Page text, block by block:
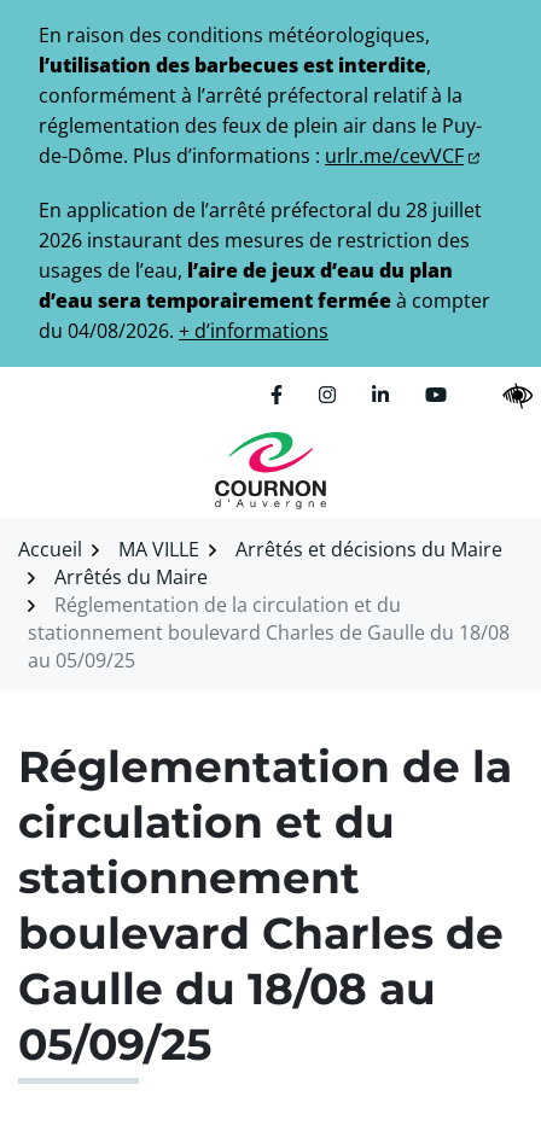
contenu
En raison des conditions météorologiques,
l’utilisation des barbecues est interdite,
conformément à l’arrêté préfectoral relatif à la
réglementation des feux de plein air dans le Puy-
de-Dôme. Plus d’informations : urlr.me/cevVCF
En application de l’arrêté préfectoral du 28 juillet
2026 instaurant des mesures de restriction des
usages de l’eau, l’aire de jeux d’eau du plan
d’eau sera temporairement ferméeà compter
du 04/08/2026. + d’informations
Lien vers le compte
Lien vers le compte
Lien vers le
Lien vers la
Accueil MA VILLE
Arrêtés et décisions du Maire
Arrêtés du Maire
Réglementation de la circulation et du
stationnement boulevard Charles de Gaulle du 18/08
au 05/09/25
Réglementation de la
circulation et du
stationnement
boulevard Charles de
Gaulle du 18/08 au
05/09/25